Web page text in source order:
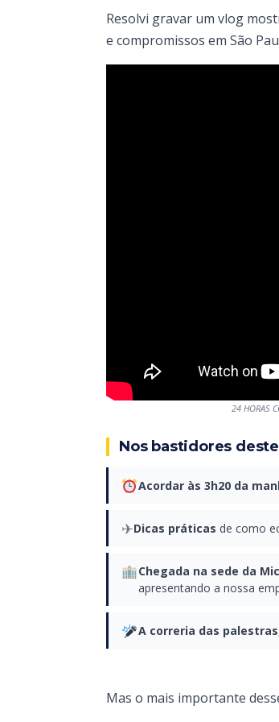
Resolvi gravar um vlog
e compromissos em São
24 HORAS
Nos bastidores
Acordar às 3h20 da
✈Dicas práticas de como
Chegada na sede da
apresentando a nossa
A correria das palestras
Mas o mais importante